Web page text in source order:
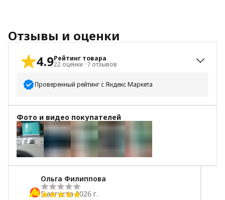
Отзывы и оценки
4.9Рейтинг товара
22 оценки · 7 отзывов
Проверенный рейтинг с Яндекс Маркета
5 звёзд
21
4 звезды
3 звезды
2 звезды
1 звезда
Фото и видео покупателей
+5
Ольга Филиппова
5 августа 2026 г.